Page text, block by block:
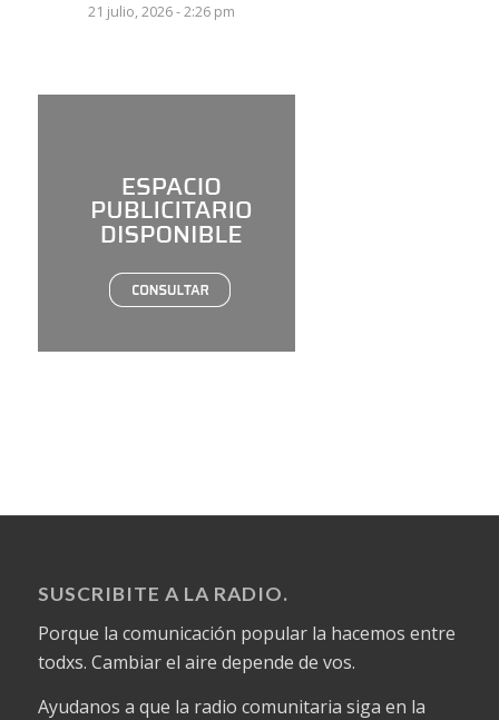
21 julio, 2026 - 2:26 pm
SUSCRIBITE A LA RADIO.
Porque la comunicación popular la hacemos entre
todxs. Cambiar el aire depende de vos.
Ayudanos a que la radio comunitaria siga en la